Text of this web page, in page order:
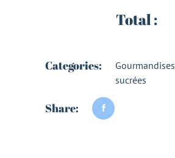
Total :
Categories:
Gourmandises
sucrées
Share: